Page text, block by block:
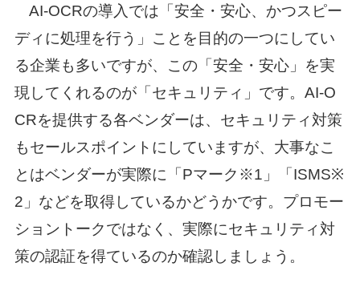
AI-OCRの導入では「安全・安心、かつスピー
ディに処理を行う」ことを目的の一つにしてい
る企業も多いですが、この「安全・安心」を実
現してくれるのが「セキュリティ」です。AI-O
CRを提供する各ベンダーは、セキュリティ対策
もセールスポイントにしていますが、大事なこ
とはベンダーが実際に「Pマーク※1」「ISMS※
2」などを取得しているかどうかです。プロモー
ショントークではなく、実際にセキュリティ対
策の認証を得ているのか確認しましょう。